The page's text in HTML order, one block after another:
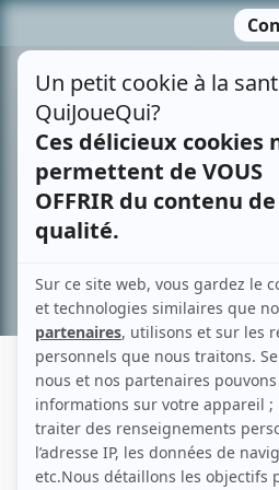
contenu
DIMITRI MICHELSEN
Liens
Fiche de Dimitri Michelsen sur